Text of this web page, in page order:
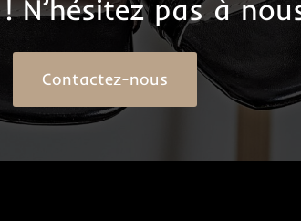
N’hésitez pas à
Contactez-nous